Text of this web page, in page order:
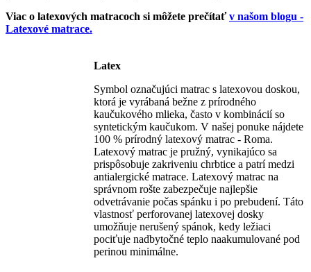
Viac o latexových matracoch si môžete prečítaťv našom blogu -
Latexové matrace.
Latex
Symbol označujúci matrac s latexovou doskou,
ktorá je vyrábaná bežne z prírodného
kaučukového mlieka, často v kombinácií so
syntetickým kaučukom. V našej ponuke nájdete
100 % prírodný latexový matrac - Roma.
Latexový matrac je pružný, vynikajúco sa
prispôsobuje zakriveniu chrbtice a patrí medzi
antialergické matrace. Latexový matrac na
správnom rošte zabezpečuje najlepšie
odvetrávanie počas spánku i po prebudení. Táto
vlastnosť perforovanej latexovej dosky
umožňuje nerušený spánok, kedy ležiaci
pociťuje nadbytočné teplo naakumulované pod
perinou minimálne.